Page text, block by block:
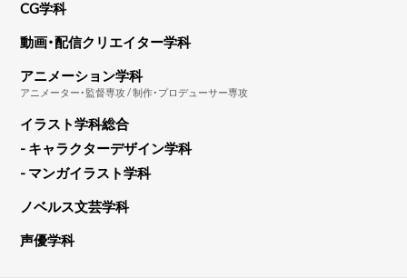
CG学科
動画・配信クリエイター学科
アニメーション学科
アニメーター・監督専攻 / 制作・プロデューサー専攻
イラスト学科総合
- キャラクターデザイン学科
- マンガイラスト学科
ノベルス文芸学科
声優学科